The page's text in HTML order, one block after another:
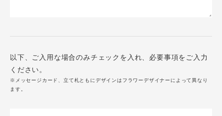
以下、ご入用な場合のみチェックを入れ、必要事項をご入力
ください。
※メッセージカード、立て札ともにデザインはフラワーデザイナーによって異なり
ます。